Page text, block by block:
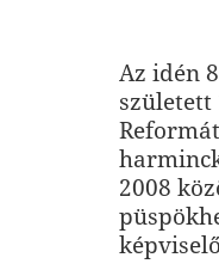
Az idén
született
2008